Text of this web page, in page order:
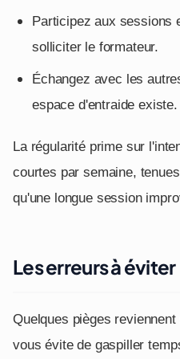
Participez aux sessions
solliciter le formateur.
Échangez avec les
espace d'entraide existe.
La régularité prime sur
courtes par semaine,
qu'une longue session
Les erreurs à éviter
Quelques pièges
vous évite de gaspiller